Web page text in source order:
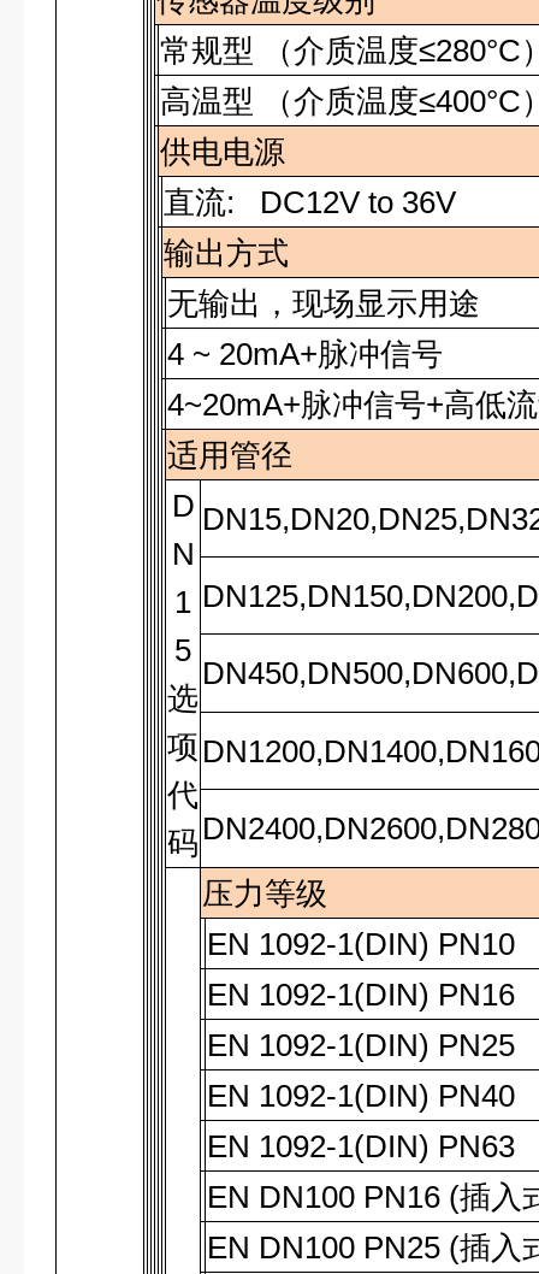
常规型 （介质温度≤280°C
高温型 （介质温度≤400°C
供电电源
直流: DC12V to 36V
输出方式
无输出，现场显示用途
4 ~ 20mA+脉冲信号
4~20mA+脉冲信号+高低
适用管径
D
N
1
5
选
项
代
码
压力等级
EN 1092-1(DIN) PN10
EN 1092-1(DIN) PN16
EN 1092-1(DIN) PN25
EN 1092-1(DIN) PN40
EN 1092-1(DIN) PN63
EN DN100 PN16 (插入
EN DN100 PN25 (插入